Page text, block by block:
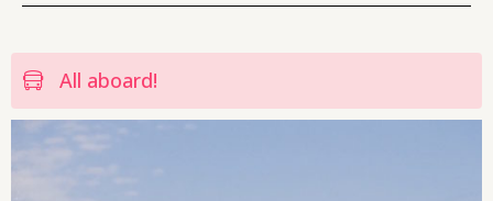
All aboard!